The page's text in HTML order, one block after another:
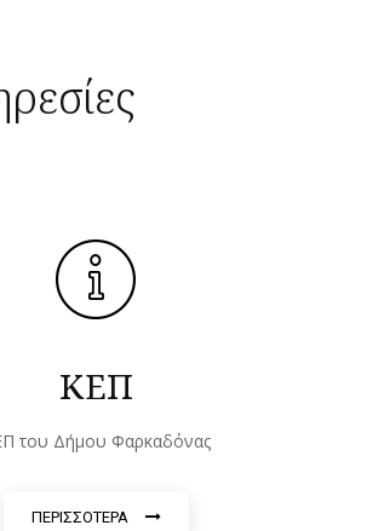
ΚΕΠ
του Δήμου Φαρκαδόνας
ΠΕΡΙΣΣΟΤΕΡΑ